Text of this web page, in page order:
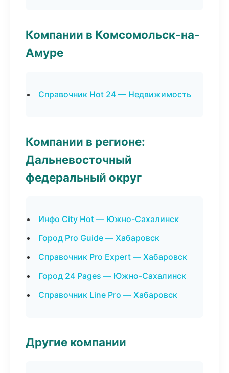
Компании в Комсомольск-на-
Амуре
Справочник Hot 24 — Недвижимость
Компании в регионе:
Дальневосточный
федеральный округ
Инфо City Hot — Южно-Сахалинск
Город Pro Guide — Хабаровск
Справочник Pro Expert — Хабаровск
Город 24 Pages — Южно-Сахалинск
Справочник Line Pro — Хабаровск
Другие компании